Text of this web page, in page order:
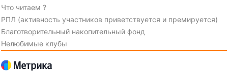
Что читаем ?
РПЛ (активность участников приветствуется и премируется)
Благотворительный накопительный фонд
Нелюбимые клубы